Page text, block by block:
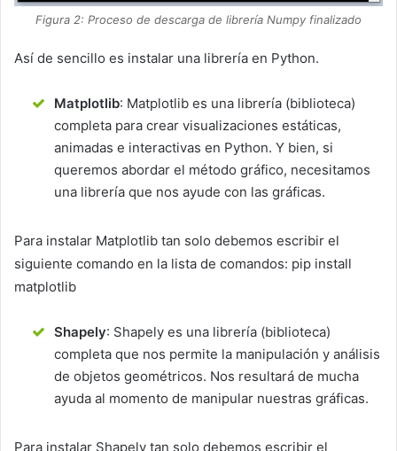
Figura 2: Proceso de descarga de librería Numpy finalizado
Así de sencillo es instalar una librería en Python.
Matplotlib: Matplotlib es una librería (biblioteca)
completa para crear visualizaciones estáticas,
animadas e interactivas en Python. Y bien, si
queremos abordar el método gráfico, necesitamos
una librería que nos ayude con las gráficas.
Para instalar Matplotlib tan solo debemos escribir el
siguiente comando en la lista de comandos: pip install
matplotlib
Shapely: Shapely es una librería (biblioteca)
completa que nos permite la manipulación y análisis
de objetos geométricos. Nos resultará de mucha
ayuda al momento de manipular nuestras gráficas.
Para instalar Shapely tan solo debemos escribir el